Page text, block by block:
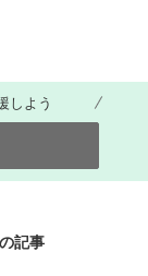
しよう
記事